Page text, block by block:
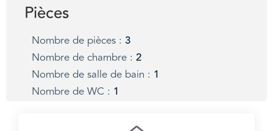
Pièces
Nombre de pièces : 3
Nombre de chambre : 2
Nombre de salle de bain : 1
Nombre de WC : 1